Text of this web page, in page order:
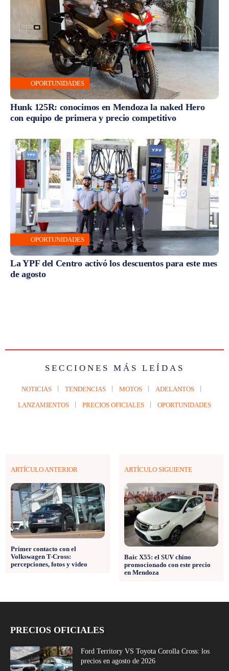
OPORTUNIDADES
Hunk 125R: conocimos en Mendoza la naked Hero
con equipo de primera y precio competitivo
OPORTUNIDADES
La YPF del Centro activó los descuentos para este mes
de agosto
SECCIONES MÁS LEÍDAS
NOTICIAS TENDENCIAS MOTOS ADELANTOS
LANZAMIENTOS PRECIOS OFICIALES OPORTUNIDADES
ARTÍCULO ANTERIOR
Primer contacto con el
Volkswagen T-Cross:
percepciones, fotos y video
ARTÍCULO SIGUIENTE
Baic X55: el SUV chino
promocionado con este precio
en Mendoza
PRECIOS OFICIALES
Ford Territory VS Toyota Corolla Cross: los
precios en agosto de 2026